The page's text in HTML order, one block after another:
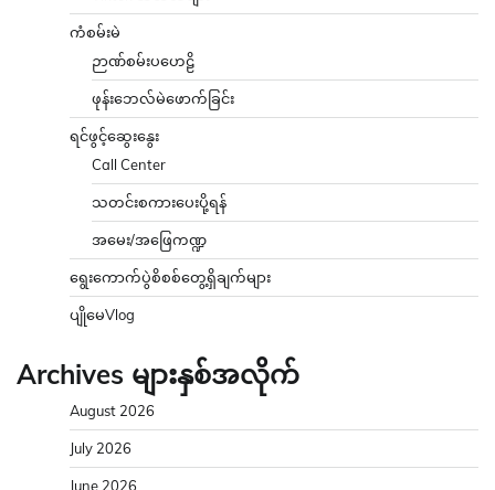
ကံစမ်းမဲ
ဉာဏ်စမ်းပဟေဠိ
ဖုန်းဘေလ်မဲဖောက်ခြင်း
ရင်ဖွင့်ဆွေးနွေး
Call Center
သတင်းစကားပေးပို့ရန်
အမေး/အဖြေကဏ္ဍ
ရွေးကောက်ပွဲစိစစ်တွေ့ရှိချက်များ
ပျိုမေVlog
Archives များနှစ်အလိုက်
August 2026
July 2026
June 2026